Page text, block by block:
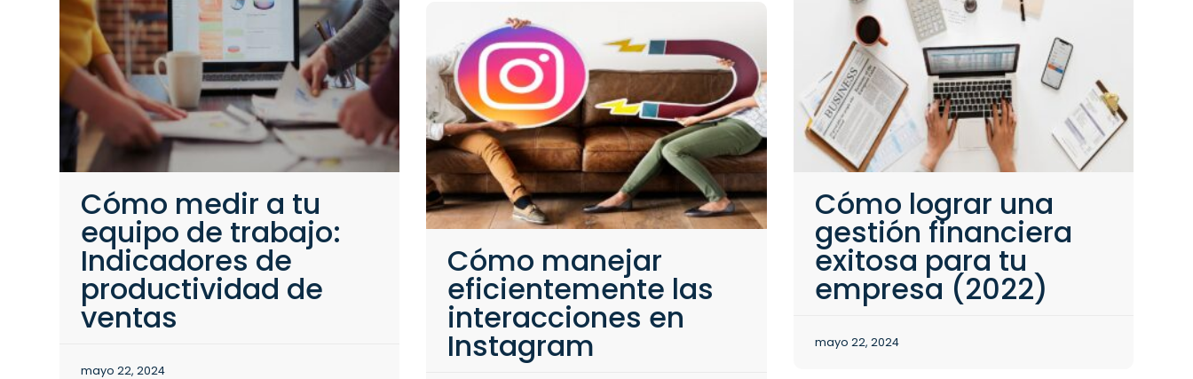
Cómo medir a tu
equipo de trabajo:
Indicadores de
productividad de
ventas
mayo 22, 2024
Cómo manejar
eficientemente las
interacciones en
Instagram
Cómo lograr una
gestión financiera
exitosa para tu
empresa (2022)
mayo 22, 2024